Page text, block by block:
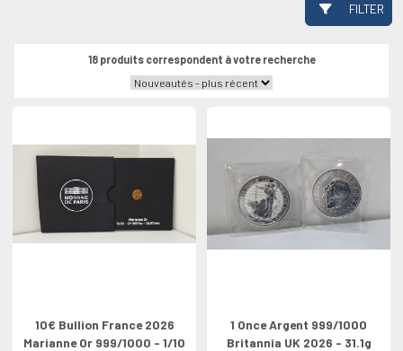
FILTER
18 produits correspondent à votre recherche
10€ Bullion France 2026
Marianne Or 999/1000 - 1/10
1 Once Argent 999/1000
Britannia UK 2026 - 31.1g